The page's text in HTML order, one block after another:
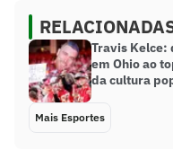
Travis Kelce:
em Ohio ao
da cultura
Mais Esportes